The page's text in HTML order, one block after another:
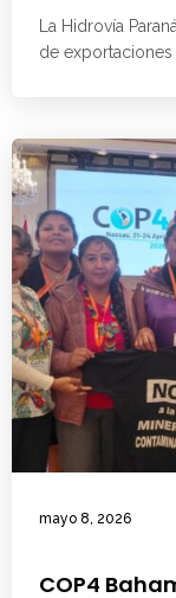
La Hidrovía
de
mayo 8, 2026
COP4